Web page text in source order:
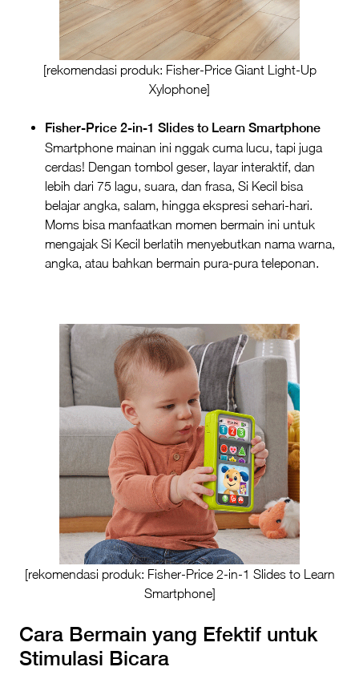
[rekomendasi produk: Fisher‑Price Giant Light‑Up
Xylophone]
Fisher-Price 2-in-1 Slides to Learn Smartphone
Smartphone mainan ini nggak cuma lucu, tapi juga
cerdas! Dengan tombol geser, layar interaktif, dan
lebih dari 75 lagu, suara, dan frasa, Si Kecil bisa
belajar angka, salam, hingga ekspresi sehari-hari.
Moms bisa manfaatkan momen bermain ini untuk
mengajak Si Kecil berlatih menyebutkan nama warna,
angka, atau bahkan bermain pura-pura teleponan.
[rekomendasi produk: Fisher-Price 2-in-1 Slides to Learn
Smartphone]
Cara Bermain yang Efektif untuk
Stimulasi Bicara